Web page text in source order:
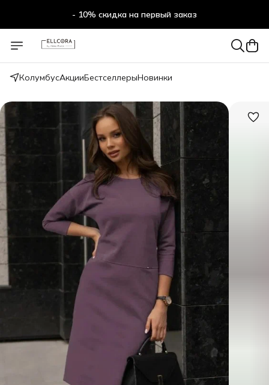
- 10% скидка на первый заказ
КолумбусАкцииБестселлерыНовинки